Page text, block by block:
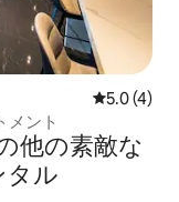
レビュー4
5.0 (4)
メント
他⁠の素⁠敵⁠な
タ⁠ル